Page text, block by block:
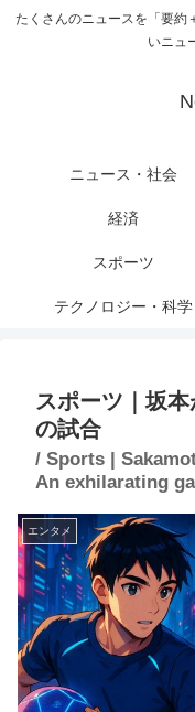
たくさんのニュースを「要約
いニュ
ニュース・社会
経済
スポーツ
テクノロジー・科学
スポーツ｜坂
の試合
/ Sports |
An exhilarating
エンタメ